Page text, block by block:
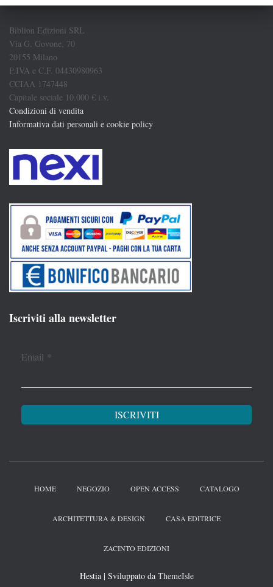
Biblion Edizioni SRL
Via G. Govone, 70
20155 Milano
P.IVA e C.F. 04430980963
CCIAA 1747448
Capitale sociale 10.000 € i.v.
Condizioni di vendita
Informativa dati personali e cookie policy
Iscriviti alla newsletter
Email *
HOME NEGOZIO OPEN ACCESS CATALOGO
ARCHITETTURA & DESIGN CASA EDITRICE
ZACINTO EDIZIONI
Hestia | Sviluppato da ThemeIsle